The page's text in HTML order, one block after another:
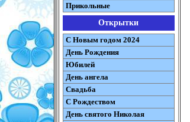
Прикольные
Открытки
С Новым годом 2024
День Рождения
Юбилей
День ангела
Свадьба
С Рождеством
День святого Николая